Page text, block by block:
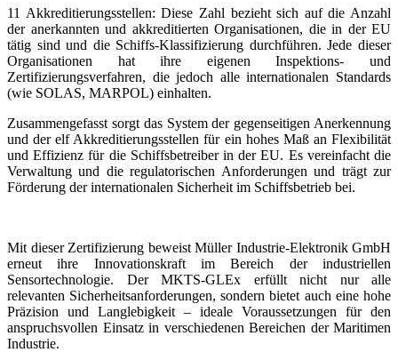
11 Akkreditierungsstellen: Diese Zahl bezieht sich auf die Anzahl
der anerkannten und akkreditierten Organisationen, die in der EU
tätig sind und die Schiffs-Klassifizierung durchführen. Jede dieser
Organisationen hat ihre eigenen Inspektions- und
Zertifizierungsverfahren, die jedoch alle internationalen Standards
(wie SOLAS, MARPOL) einhalten.
Zusammengefasst sorgt das System der gegenseitigen Anerkennung
und der elf Akkreditierungsstellen für ein hohes Maß an Flexibilität
und Effizienz für die Schiffsbetreiber in der EU. Es vereinfacht die
Verwaltung und die regulatorischen Anforderungen und trägt zur
Förderung der internationalen Sicherheit im Schiffsbetrieb bei.
Mit dieser Zertifizierung beweist Müller Industrie-Elektronik GmbH
erneut ihre Innovationskraft im Bereich der industriellen
Sensortechnologie. Der MKTS-GLEx erfüllt nicht nur alle
relevanten Sicherheitsanforderungen, sondern bietet auch eine hohe
Präzision und Langlebigkeit – ideale Voraussetzungen für den
anspruchsvollen Einsatz in verschiedenen Bereichen der Maritimen
Industrie.